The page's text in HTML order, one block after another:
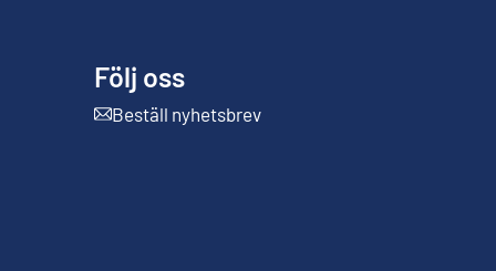
Följ oss
Beställ nyhetsbrev
Extern länk